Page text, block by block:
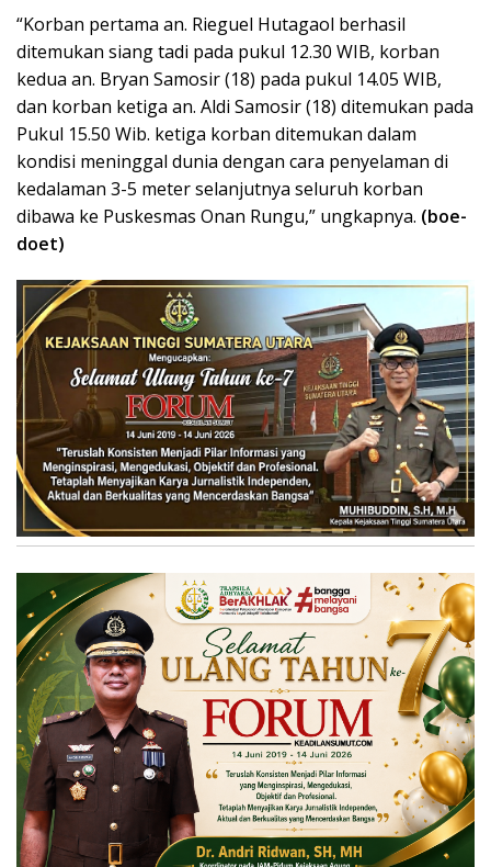
“Korban pertama an. Rieguel Hutagaol berhasil
ditemukan siang tadi pada pukul 12.30 WIB, korban
kedua an. Bryan Samosir (18) pada pukul 14.05 WIB,
dan korban ketiga an. Aldi Samosir (18) ditemukan pada
Pukul 15.50 Wib. ketiga korban ditemukan dalam
kondisi meninggal dunia dengan cara penyelaman di
kedalaman 3-5 meter selanjutnya seluruh korban
dibawa ke Puskesmas Onan Rungu,” ungkapnya. (boe-
doet)